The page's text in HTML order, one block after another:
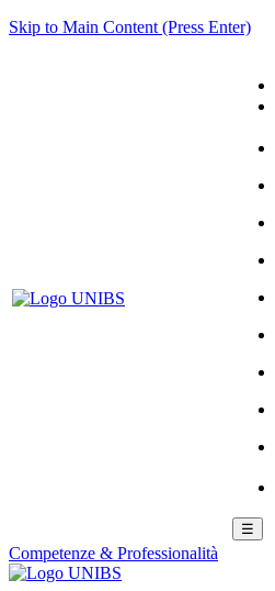
Skip to Main Content (Press Enter)
☰
Competenze & Professionalità